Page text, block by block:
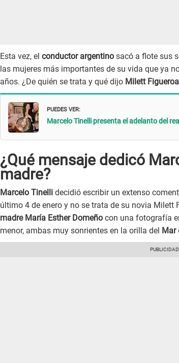
Esta vez, el conductor argentino sacó a flote sus
las mujeres más importantes de su vida que ya
años. ¿De quién se trata y qué dijo Milett Figueroa
PUEDES VER:
Marcelo Tinelli presenta el adelanto del
¿Qué mensaje dedicó
madre?
Marcelo Tinelli decidió escribir un extenso
último 4 de enero y no se trata de su novia Milett
madre María Esther Domeño con una fotografía
menor, ambas muy sonrientes en la orilla del Mar